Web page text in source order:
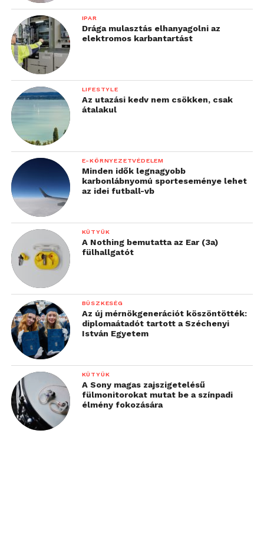
IPAR
Drága mulasztás elhanyagolni az
elektromos karbantartást
LIFESTYLE
Az utazási kedv nem csökken, csak
átalakul
E-KÖRNYEZETVÉDELEM
Minden idők legnagyobb
karbonlábnyomú sporteseménye lehet
az idei futball-vb
KÜTYÜK
A Nothing bemutatta az Ear (3a)
fülhallgatót
BÜSZKESÉG
Az új mérnökgenerációt köszöntötték:
diplomaátadót tartott a Széchenyi
István Egyetem
KÜTYÜK
A Sony magas zajszigetelésű
fülmonitorokat mutat be a színpadi
élmény fokozására